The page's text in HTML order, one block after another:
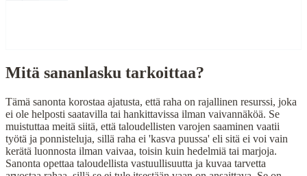
When to Use This Content
Finding Finnish proverbs about specific topics
Understanding Finnish cultural wisdom
Learning Finnish language through proverbs
Finding quotes for speeches or writing
Cultural Context
Mitä sananlasku tarkoittaa?
Tämä sanonta korostaa ajatusta, että raha on rajallinen resurssi, joka
ei ole helposti saatavilla tai hankittavissa ilman vaivannäköä. Se
muistuttaa meitä siitä, että taloudellisten varojen saaminen vaatii
työtä ja ponnisteluja, sillä raha ei 'kasva puussa' eli sitä ei voi vain
kerätä luonnosta ilman vaivaa, toisin kuin hedelmiä tai marjoja.
Sanonta opettaa taloudellista vastuullisuutta ja kuvaa tarvetta